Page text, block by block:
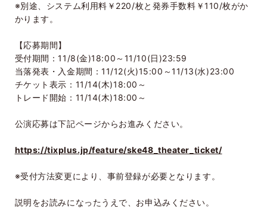
※別途、システム利用料￥ 220/枚と発券手数料￥110/枚がか
かります。
【応募期間】
受付期間：11/8(金)18:00 ～ 11/10(日)23:59
当落発表・入金期間：11/12(火)15:00 ～11/13(水)23:00
チケット表示： 11/14(木)18:00 ～
トレード開始： 11/14(木)18:00 ～
公演応募は下記ページからお進みください。
https://tixplus.jp/feature/ske48_theater_ticket/
※受付方法変更により、事前登録が必要となります。
説明をお読みになったうえで、お申込みください。